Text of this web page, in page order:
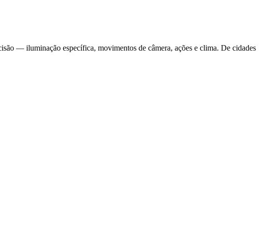
— iluminação específica, movimentos de câmera, ações e clima. De cidades